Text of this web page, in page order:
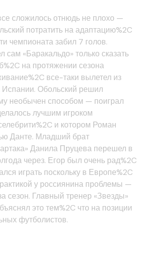
сложилось отнюдь не плохо —
потратить на адаптацию%2C
чемпионата забил 7 голов.
сам «Баракальдо» только сказать
на протяжении сезона
все-таки вылетел из
Испании. Обольский решил
необычен способом — поиграл
лучшим игроком
и котором Роман
Данте. Младший брат
Данила Пруцева перешел в
через. Егор был очень рад%2C
играть поскольку в Европе%2C
у россиянина проблемы —
сезон. Главный тренер «Звезды»
это тем%2C что на позиции
футболистов.